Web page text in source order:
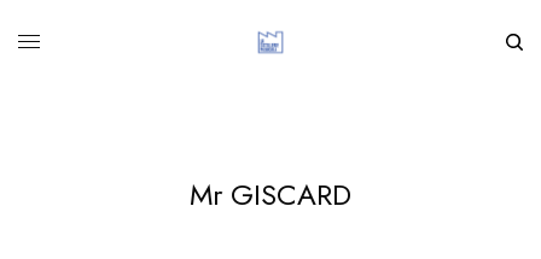
Mr GISCARD